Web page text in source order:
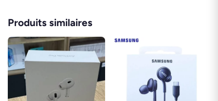
Produits similaires